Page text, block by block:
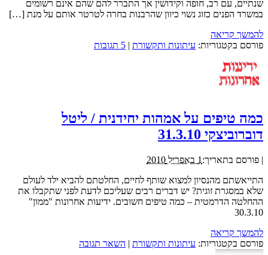
שנתיים, עם רב, חופה וקידושין אך התברר להם שהם אינם רשומים
במשרד הפנים כזוג נשוי כיוון שהרבנות בחרה לטרטר אותם על מנת […]
להמשך קריאה
פורסם בקטגוריות: עיתונות ותקשורת 5 תגובות
כמה טיפים על אמהות יחידנית / ליטל
דוברוביצקי 31.3.10
| פורסם בתאריך: 1 באפריל 2010
התייאשתם מהנסיון למצוא שותף לחיים, החלטתם להביא ילד לעולם
שלא במסגרת זוגית? יש דברים רבים שעליכם לדעת לפני שתקבלו את
ההחלטה הדרמטית – כמה טיפים חשובים. ידיעות אחרונות "ממון"
30.3.10
להמשך קריאה
פורסם בקטגוריות: עיתונות ותקשורת | השאר תגובה